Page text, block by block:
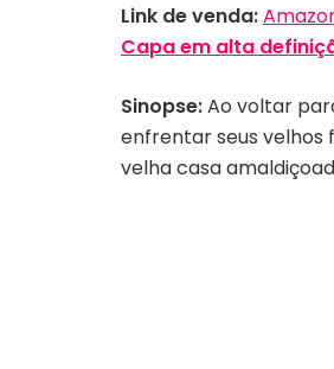
Link de venda:
Capa em alta
Sinopse:Ao voltar
enfrentar seus velhos
velha casa